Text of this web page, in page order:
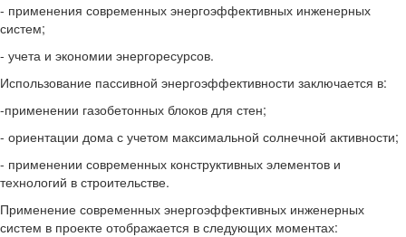
- применения современных энергоэффективных инженерных
систем;
- учета и экономии энергоресурсов.
Использование пассивной энергоэффективности заключается в:
-применении газобетонных блоков для стен;
- ориентации дома с учетом максимальной солнечной активности;
- применении современных конструктивных элементов и
технологий в строительстве.
Применение современных энергоэффективных инженерных
систем в проекте отображается в следующих моментах: